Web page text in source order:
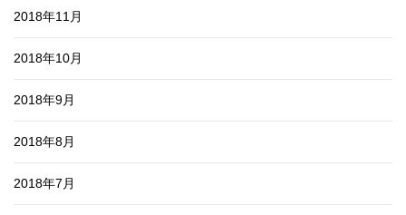
2018年11月
2018年10月
2018年9月
2018年8月
2018年7月